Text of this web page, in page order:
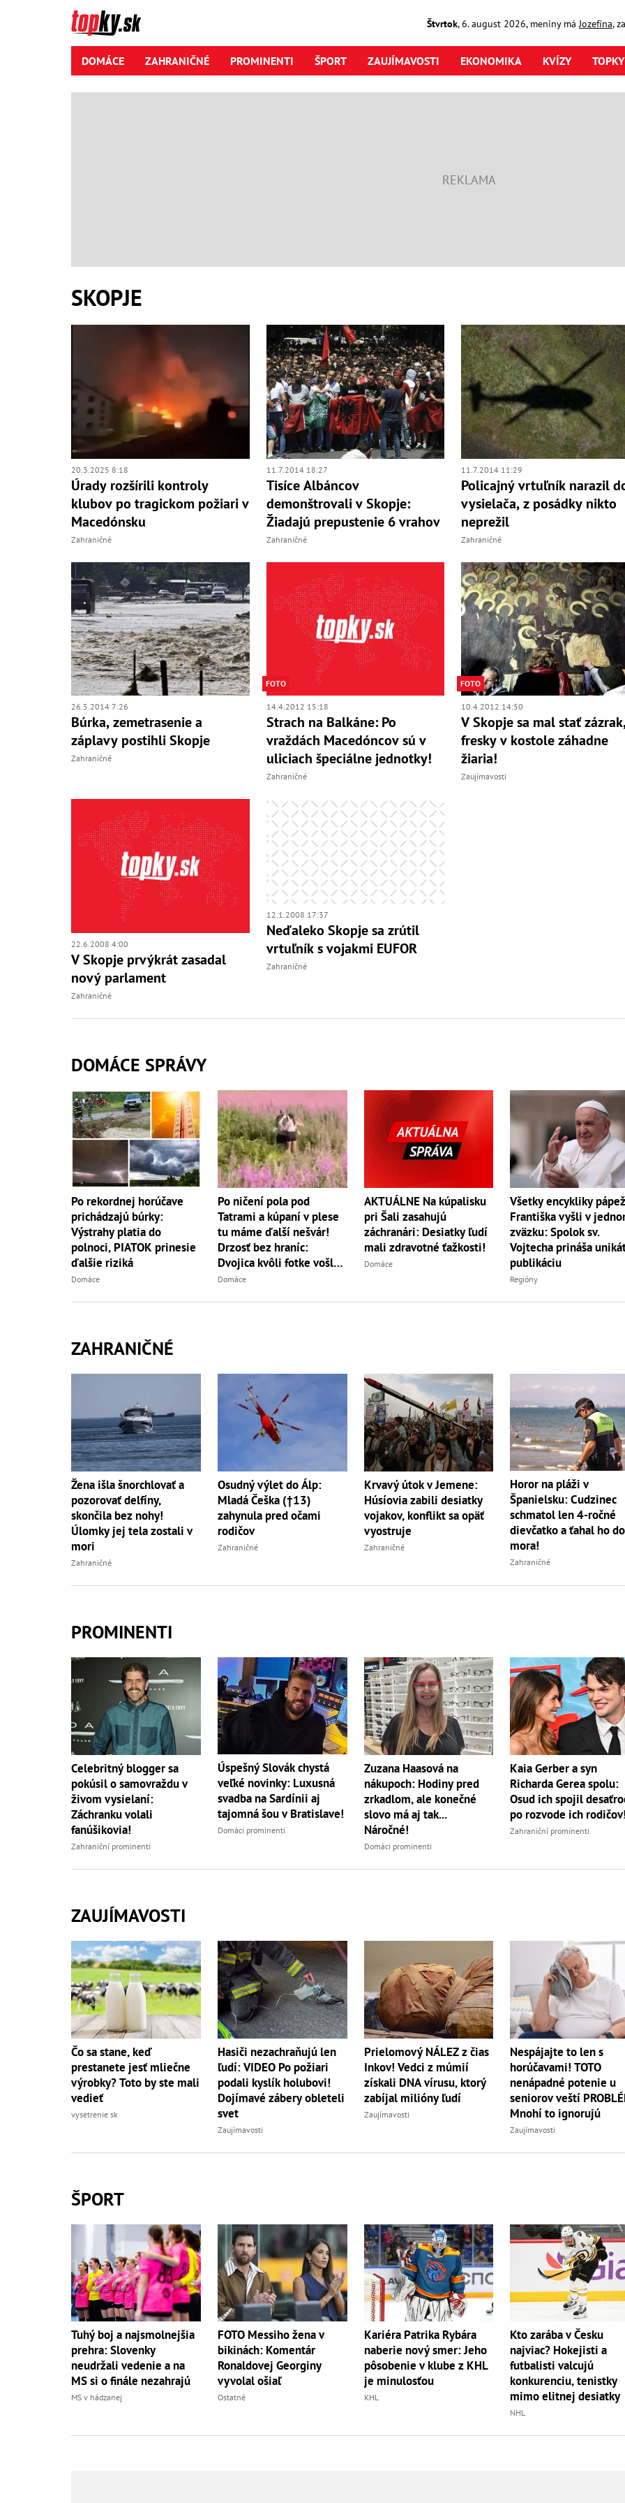
Štvrtok,6. august2026, meniny má Jozefína,
DOMÁCE ZAHRANIČNÉ PROMINENTI ŠPORT ZAUJÍMAVOSTI EKONOMIKA KVÍZY
SKOPJE
20.3.2025 8:18
Úrady rozšírili kontroly
klubov po tragickom požiari v
Macedónsku
Zahraničné
11.7.2014 18:27
Tisíce Albáncov
demonštrovali v Skopje:
Žiadajú prepustenie 6 vrahov
Zahraničné
11.7.2014 11:29
Policajný vrtuľník narazil
vysielača, z posádky nikto
neprežil
Zahraničné
26.5.2014 7:26
Búrka, zemetrasenie a
záplavy postihli Skopje
Zahraničné
FOTO
14.4.2012 15:18
Strach na Balkáne: Po
vraždách Macedóncov sú v
uliciach špeciálne jednotky!
Zahraničné
FOTO
10.4.2012 14:50
V Skopje sa mal stať
fresky v kostole záhadne
žiaria!
Zaujímavosti
22.6.2008 4:00
V Skopje prvýkrát zasadal
nový parlament
Zahraničné
12.1.2008 17:37
Neďaleko Skopje sa zrútil
vrtuľník s vojakmi EUFOR
Zahraničné
DOMÁCE SPRÁVY
Po rekordnej horúčave
prichádzajú búrky:
Výstrahy platia do
polnoci, PIATOK prinesie
ďalšie riziká
Domáce
Po ničení pola pod
Tatrami a kúpaní v plese
tu máme ďalší nešvár!
Drzosť bez hraníc:
Dvojica kvôli fotke vošla
do...
Domáce
AKTUÁLNE Na kúpalisku
pri Šali zasahujú
záchranári: Desiatky ľudí
mali zdravotné ťažkosti!
Domáce
Všetky encykliky
Františka vyšli v
zväzku: Spolok sv.
Vojtecha prináša
publikáciu
Regióny
ZAHRANIČNÉ
Žena išla šnorchlovať a
pozorovať delfíny,
skončila bez nohy!
Úlomky jej tela zostali v
mori
Zahraničné
Osudný výlet do Álp:
Mladá Češka (†13)
zahynula pred očami
rodičov
Zahraničné
Krvavý útok v Jemene:
Húsíovia zabili desiatky
vojakov, konflikt sa opäť
vyostruje
Zahraničné
Horor na pláži v
Španielsku: Cudzinec
schmatol len 4-ročné
dievčatko a ťahal ho do
mora!
Zahraničné
PROMINENTI
Celebritný blogger sa
pokúsil o samovraždu v
živom vysielaní:
Záchranku volali
fanúšikovia!
Zahraniční prominenti
Úspešný Slovák chystá
veľké novinky: Luxusná
svadba na Sardínii aj
tajomná šou v Bratislave!
Domáci prominenti
Zuzana Haasová na
nákupoch: Hodiny pred
zrkadlom, ale konečné
slovo má aj tak...
Náročné!
Domáci prominenti
Kaia Gerber a syn
Richarda Gerea spolu:
Osud ich spojil
po rozvode ich
Zahraniční prominenti
ZAUJÍMAVOSTI
Čo sa stane, keď
prestanete jesť mliečne
výrobky? Toto by ste mali
vedieť
vysetrenie.sk
Hasiči nezachraňujú len
ľudí: VIDEO Po požiari
podali kyslík holubovi!
Dojímavé zábery obleteli
svet
Zaujímavosti
Prielomový NÁLEZ z čias
Inkov! Vedci z múmií
získali DNA vírusu, ktorý
zabíjal milióny ľudí
Zaujímavosti
Nespájajte to len s
horúčavami! TOTO
nenápadné potenie u
seniorov veští
Mnohí to ignorujú
Zaujímavosti
ŠPORT
Tuhý boj a najsmolnejšia
prehra: Slovenky
neudržali vedenie a na
MS si o finále nezahrajú
MS v hádzanej
FOTO Messiho žena v
bikinách: Komentár
Ronaldovej Georginy
vyvolal ošiaľ
Ostatné
Kariéra Patrika Rybára
naberie nový smer: Jeho
pôsobenie v klube z KHL
je minulosťou
KHL
Kto zarába v Česku
najviac? Hokejisti a
futbalisti valcujú
konkurenciu, tenistky
mimo elitnej desiatky
NHL